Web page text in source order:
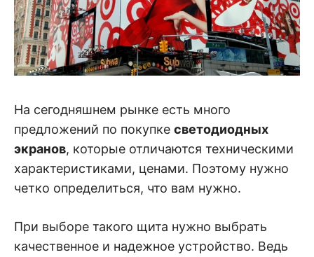
На сегодняшнем рынке есть много
предложений по покупке светодиодных
экранов, которые отличаются техническими
характеристиками, ценами. Поэтому нужно
четко определиться, что вам нужно.
При выборе такого щита нужно выбрать
качественное и надежное устройство. Ведь